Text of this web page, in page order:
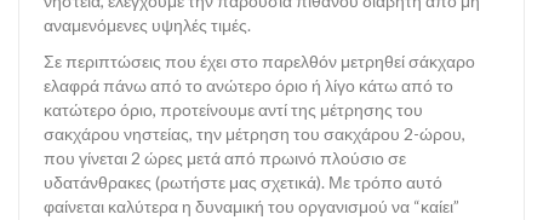
αναμενόμενες υψηλές τιμές.
Σε περιπτώσεις που έχει στο παρελθόν μετρηθεί σάκχαρο
ελαφρά πάνω από το ανώτερο όριο ή λίγο κάτω από το
κατώτερο όριο, προτείνουμε αντί της μέτρησης του
σακχάρου νηστείας, την μέτρηση του σακχάρου 2-ώρου,
που γίνεται 2 ώρες μετά από πρωινό πλούσιο σε
υδατάνθρακες (ρωτήστε μας σχετικά). Με τρόπο αυτό
φαίνεται καλύτερα η δυναμική του οργανισμού να “καίει”